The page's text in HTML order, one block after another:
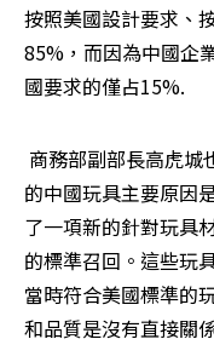
按照美國設計要求、
85%，而因為中國企
國要求的僅占15%.
的中國玩具主要原因
了一項新的針對玩具
的標準召回。這些玩
當時符合美國標準的
和品質是沒有直接關